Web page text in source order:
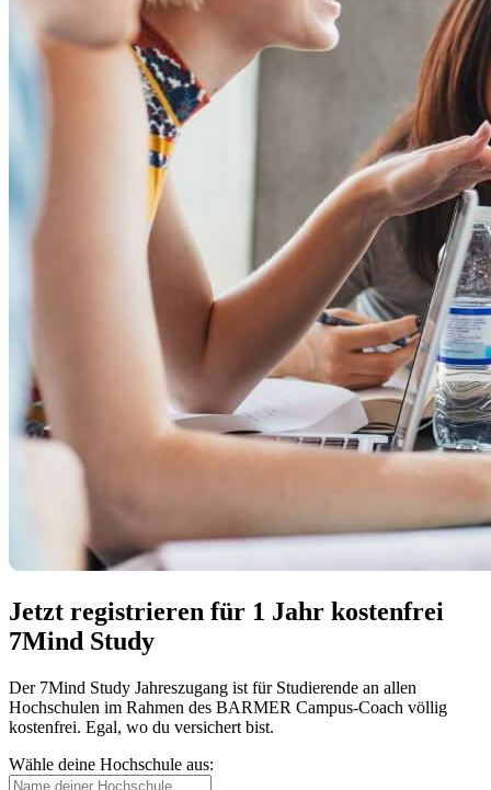
Jetzt registrieren für 1 Jahr kostenfrei
7Mind Study
Der 7Mind Study Jahreszugang ist für Studierende an allen
Hochschulen im Rahmen des BARMER Campus-Coach völlig
kostenfrei. Egal, wo du versichert bist.
Wähle deine Hochschule aus: